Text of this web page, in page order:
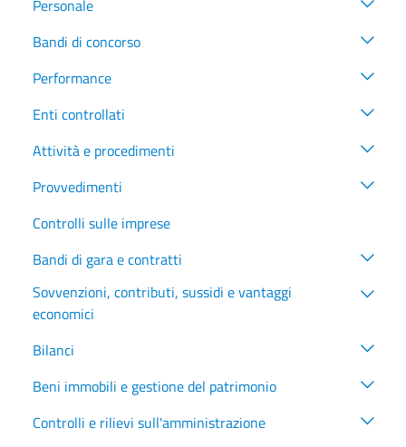
Personale
Bandi di concorso
Performance
Enti controllati
Attività e procedimenti
Provvedimenti
Controlli sulle imprese
Bandi di gara e contratti
Sovvenzioni, contributi, sussidi e vantaggi
economici
Bilanci
Beni immobili e gestione del patrimonio
Controlli e rilievi sull'amministrazione